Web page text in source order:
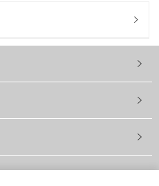



